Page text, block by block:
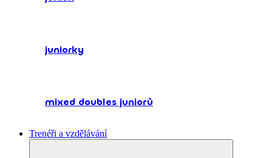
juniorky
mixed doubles juniorů
Trenéři a vzdělávání